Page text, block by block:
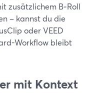
zusätzlichem B‑Roll
– kannst du die
oder VEED
Workflow bleibt
mit Kontext